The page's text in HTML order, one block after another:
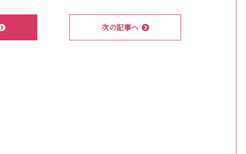
次の記事へ